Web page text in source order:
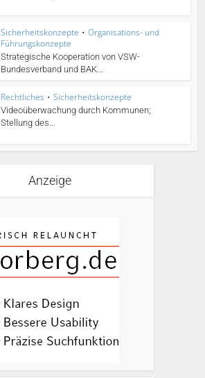
Sicherheitskonzepte • Organisations- und
Führungskonzepte
Strategische Kooperation von VSW-
Bundesverband und BAK...
Rechtliches • Sicherheitskonzepte
Videoüberwachung durch Kommunen;
Stellung des...
Anzeige